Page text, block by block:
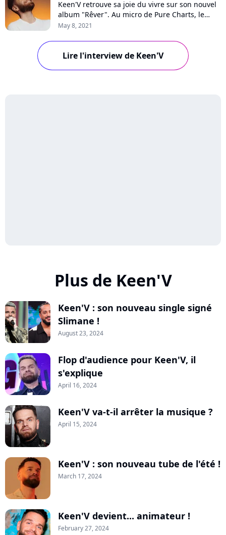
Keen'V retrouve sa joie du vivre sur son nouvel
album "Rêver". Au micro de Pure Charts, le
chanteur raconte comment un voyage à Tahiti
les hauts et les bas de sa carrière, les critiques,
son duo avec Magic System et sa nouvelle
May 8, 2021
Lire l'interview de Keen'V
Plus de Keen'V
Keen'V : son nouveau single signé
Slimane !
August 23, 2024
Flop d'audience pour Keen'V, il
s'explique
April 16, 2024
Keen'V va-t-il arrêter la musique ?
April 15, 2024
Keen'V : son nouveau tube de l'été !
March 17, 2024
Keen'V devient... animateur !
February 27, 2024